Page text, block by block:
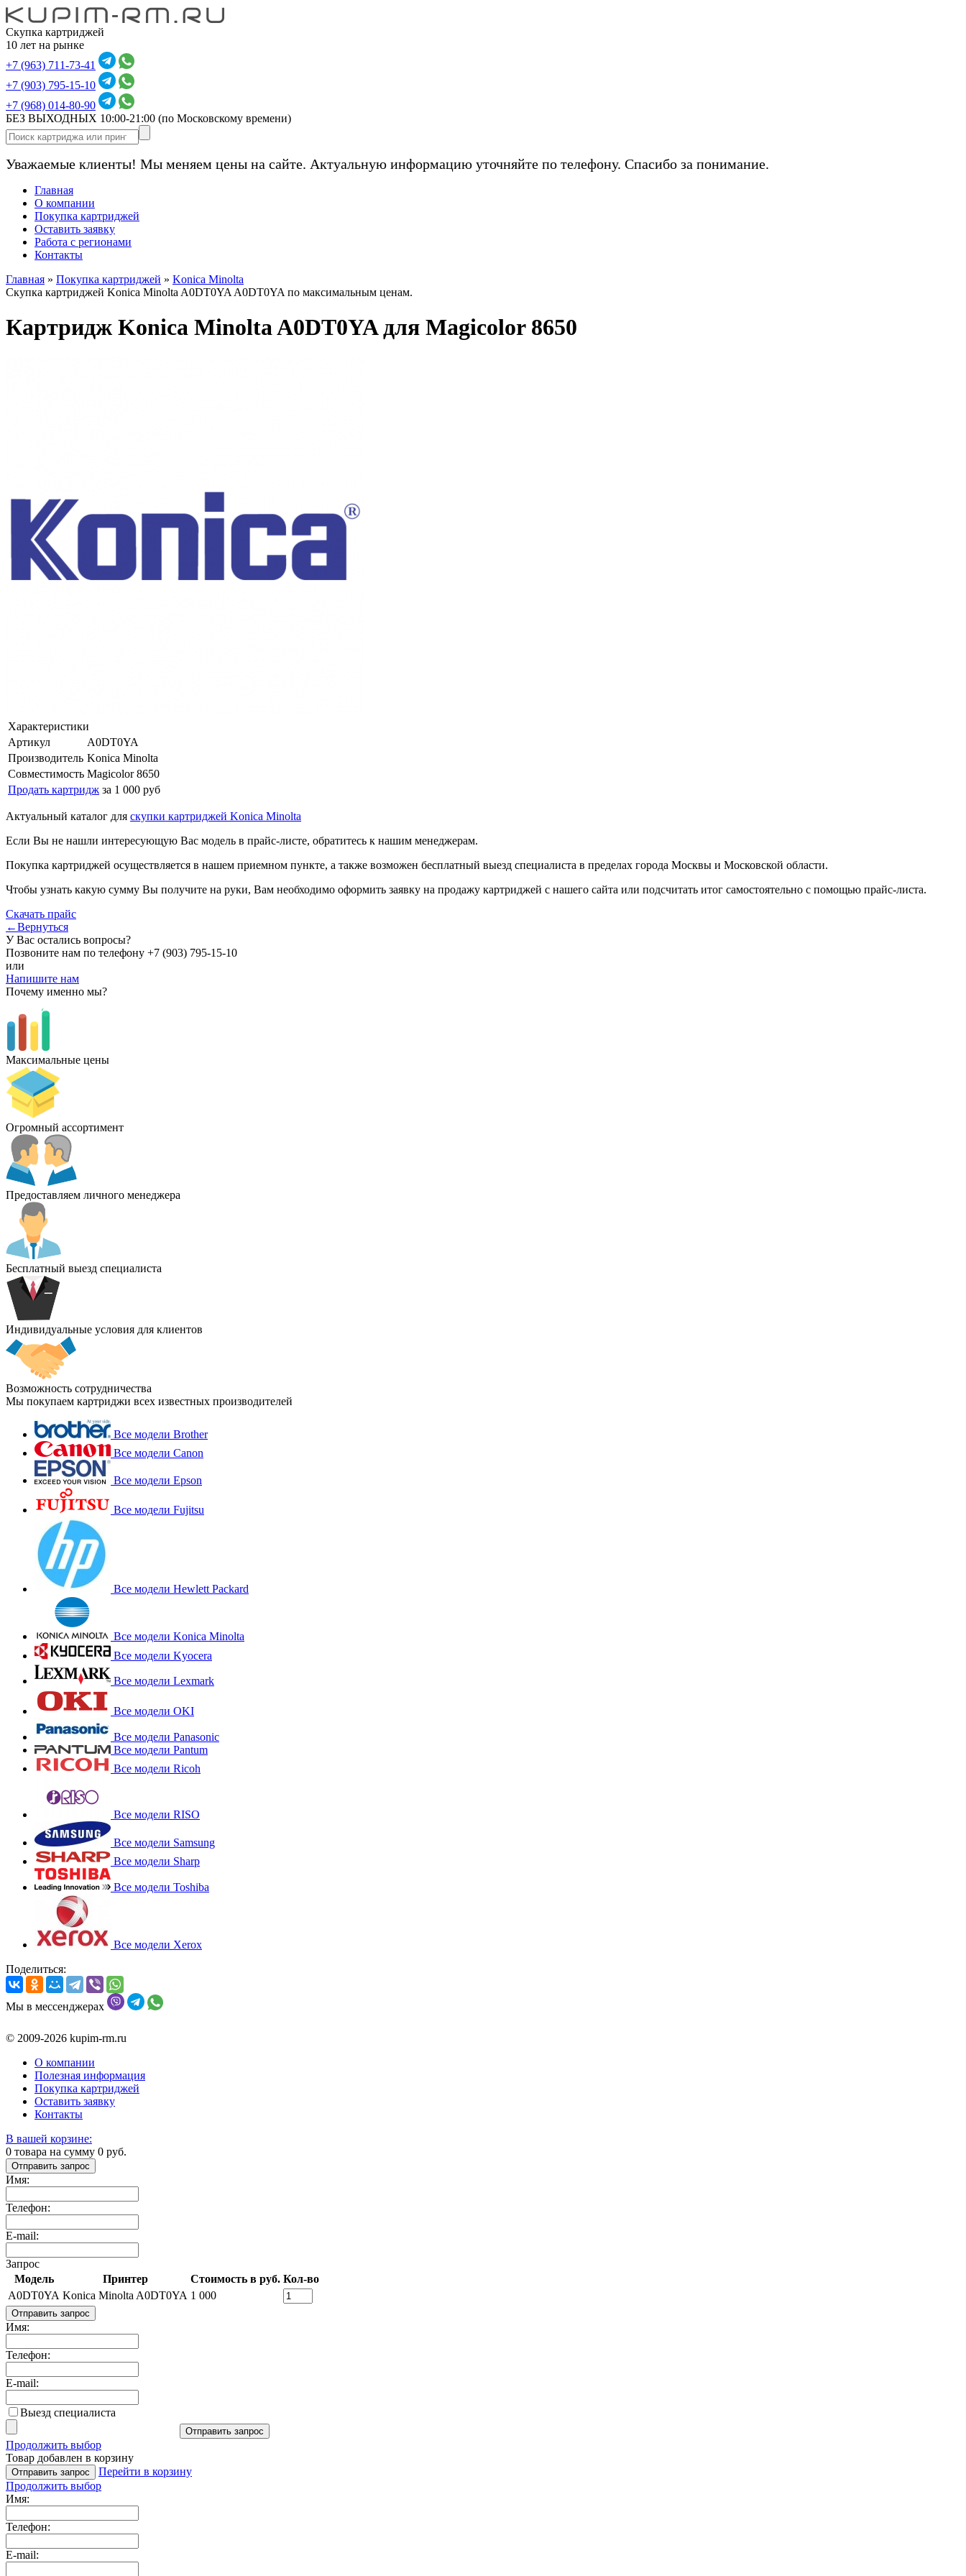
Скупка картриджей
10 лет на рынке
+7 (963) 711-73-41
+7 (903) 795-15-10
+7 (968) 014-80-90
БЕЗ ВЫХОДНЫХ 10:00-21:00 (по Московскому времени)
Уважаемые клиенты! Мы меняем цены на сайте. Актуальную информацию уточняйте по телефону. Спасибо за понимание.
Главная
О компании
Покупка картриджей
Оставить заявку
Работа с регионами
Контакты
Главная » Покупка картриджей » Konica Minolta
Скупка картриджей Konica Minolta A0DT0YA A0DT0YA по максимальным ценам.
Картридж Konica Minolta A0DT0YA для Magicolor 8650
Характеристики
Артикул
A0DT0YA
Производитель Konica Minolta
Совместимость Magicolor 8650
Продать картридж за 1 000 руб
Актуальный каталог для скупки картриджей Konica Minolta
Если Вы не нашли интересующую Вас модель в прайс-листе, обратитесь к нашим менеджерам.
Покупка картриджей осуществляется в нашем приемном пункте, а также возможен бесплатный выезд специалиста в пределах города Москвы и Московской области.
Чтобы узнать какую сумму Вы получите на руки, Вам необходимо оформить заявку на продажу картриджей с нашего сайта или подсчитать итог самостоятельно с помощью прайс-листа.
Скачать прайс
←Вернуться
У Вас остались вопросы?
Позвоните нам по телефону +7 (903) 795-15-10
или
Напишите нам
Почему именно мы?
Максимальные цены
Огромный ассортимент
Предоставляем личного менеджера
Бесплатный выезд специалиста
Индивидуальные условия для клиентов
Возможность сотрудничества
Мы покупаем картриджи всех известных производителей
Все модели Brother
Все модели Canon
Все модели Epson
Все модели Fujitsu
Все модели Hewlett Packard
Все модели Konica Minolta
Все модели Kyocera
Все модели Lexmark
Все модели OKI
Все модели Panasonic
Все модели Pantum
Все модели Ricoh
Все модели RISO
Все модели Samsung
Все модели Sharp
Все модели Toshiba
Все модели Xerox
Поделиться:
Мы в мессенджерах
© 2009-2026 kupim-rm.ru
О компании
Полезная информация
Покупка картриджей
Оставить заявку
Контакты
В вашей корзине:
0 товара на сумму 0 руб.
Отправить запрос
Имя:
Телефон:
E-mail:
Запрос
Модель
Принтер Стоимость в руб. Кол-во
A0DT0YA Konica Minolta A0DT0YA 1 000
Отправить запрос
Имя:
Телефон:
E-mail:
Выезд специалиста
Отправить запрос
Продолжить выбор
Товар добавлен в корзину
Отправить запрос
Перейти в корзину
Продолжить выбор
Имя:
Телефон:
E-mail: